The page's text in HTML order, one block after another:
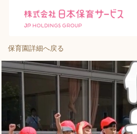
施設を探す
保育園詳細へ戻る